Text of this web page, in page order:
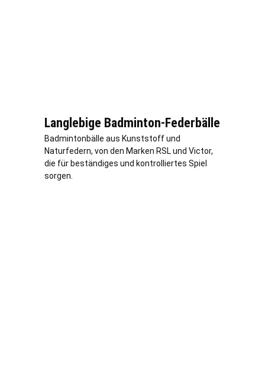
Langlebige Badminton-Federbälle
Badmintonbälle aus Kunststoff und
Naturfedern, von den Marken RSL und Victor,
die für beständiges und kontrolliertes Spiel
sorgen.